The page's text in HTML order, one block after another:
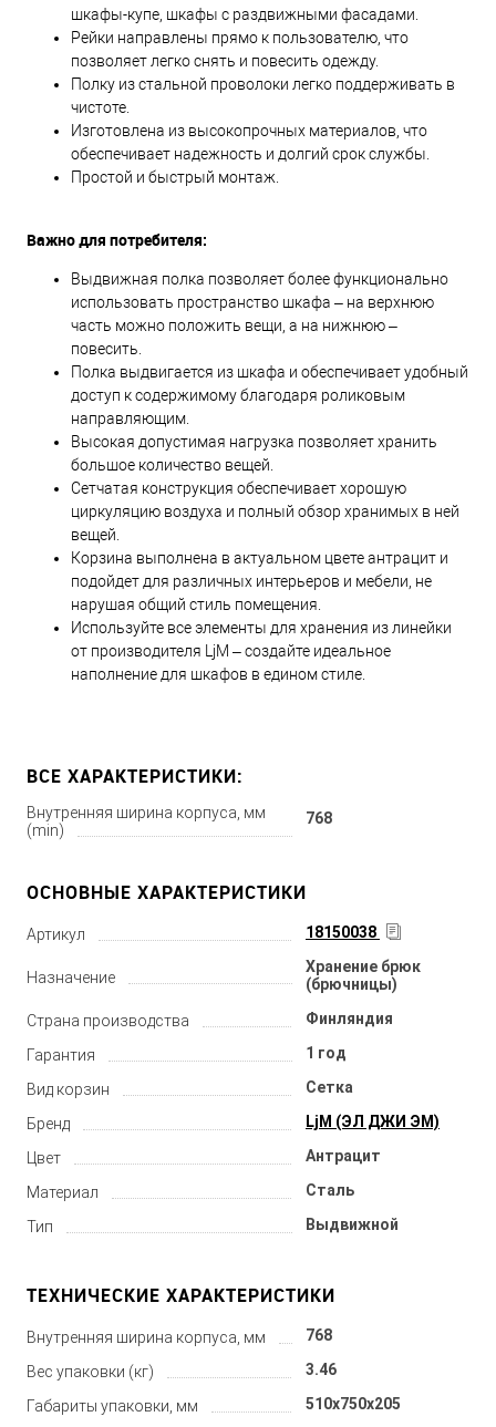
шкафы-купе, шкафы с раздвижными фасадами.
Рейки направлены прямо к пользователю, что
позволяет легко снять и повесить одежду.
Полку из стальной проволоки легко поддерживать в
чистоте.
Изготовлена из высокопрочных материалов, что
обеспечивает надежность и долгий срок службы.
Простой и быстрый монтаж.
Важно для потребителя:
Выдвижная полка позволяет более функционально
использовать пространство шкафа – на верхнюю
часть можно положить вещи, а на нижнюю –
повесить.
Полка выдвигается из шкафа и обеспечивает удобный
доступ к содержимому благодаря роликовым
направляющим.
Высокая допустимая нагрузка позволяет хранить
большое количество вещей.
Сетчатая конструкция обеспечивает хорошую
циркуляцию воздуха и полный обзор хранимых в ней
вещей.
Корзина выполнена в актуальном цвете антрацит и
подойдет для различных интерьеров и мебели, не
нарушая общий стиль помещения.
Используйте все элементы для хранения из линейки
от производителя LjM – создайте идеальное
наполнение для шкафов в едином стиле.
ВСЕ ХАРАКТЕРИСТИКИ:
Внутренняя ширина корпуса, мм
(min)
768
ОСНОВНЫЕ ХАРАКТЕРИСТИКИ
Артикул 18150038
Назначение
Хранение брюк
(брючницы)
Страна производства Финляндия
Гарантия 1 год
Вид корзин Сетка
Бренд LjM (ЭЛ ДЖИ ЭМ)
Цвет Антрацит
Материал Сталь
Тип Выдвижной
ТЕХНИЧЕСКИЕ ХАРАКТЕРИСТИКИ
Внутренняя ширина корпуса, мм 768
Вес упаковки (кг) 3.46
Габариты упаковки, мм 510x750x205